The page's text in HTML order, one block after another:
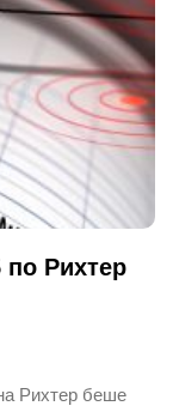
по Рихтер
Рихтер беше